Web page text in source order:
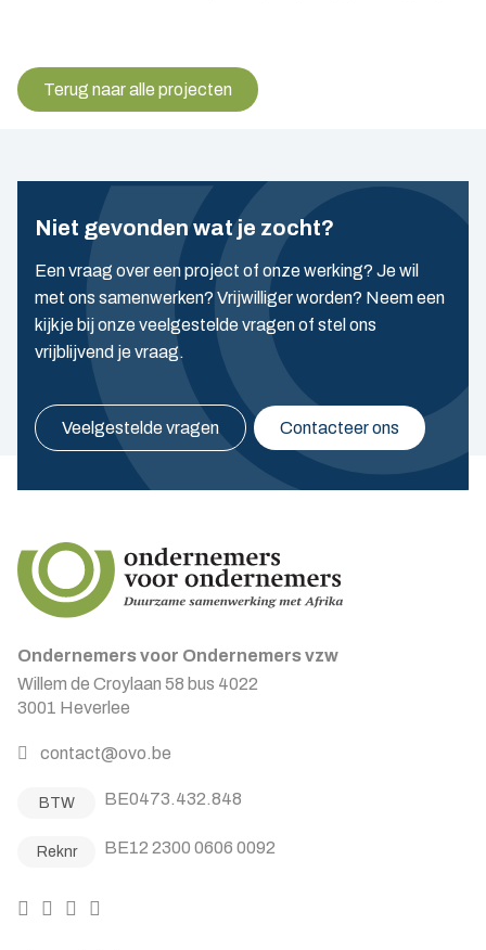
Terug naar alle projecten
Niet gevonden wat je zocht?
Een vraag over een project of onze werking? Je wil
met ons samenwerken? Vrijwilliger worden? Neem een
kijkje bij onze veelgestelde vragen of stel ons
vrijblijvend je vraag.
Veelgestelde vragen Contacteer ons
Ondernemers voor Ondernemers vzw
Willem de Croylaan 58 bus 4022
3001 Heverlee
contact@ovo.be
BTW BE0473.432.848
Reknr BE12 2300 0606 0092